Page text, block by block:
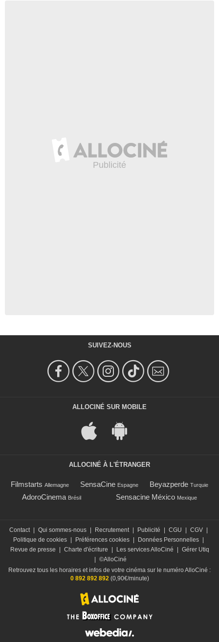
SUIVEZ-NOUS
ALLOCINÉ SUR MOBILE
ALLOCINÉ À L'ÉTRANGER
Filmstarts Allemagne SensaCine Espagne Beyazperde Turquie
AdoroCinema Brésil Sensacine México Mexique
Contact Qui sommes-nous Recrutement Publicité CGU CGV
Politique de cookies
Préférences cookies Données Personnelles
Revue de presse
Charte d'écriture Les services AlloCiné
Gérer Utiq
©AlloCiné
Retrouvez tous les horaires et infos de votre cinéma sur le numéro AlloCiné :
0 892 892 892(0,90€/minute)